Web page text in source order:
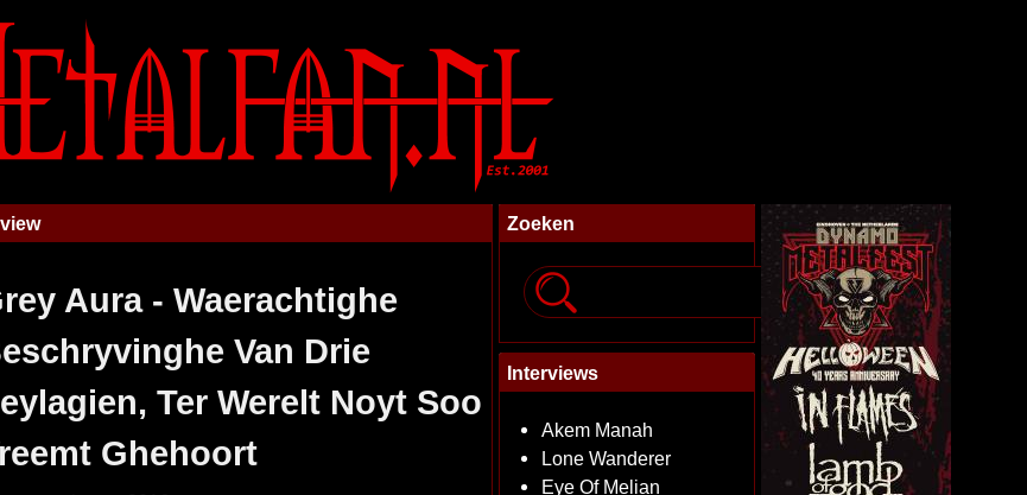
Aura - Waerachtighe
Van Drie
Ter Werelt Noyt Soo
Ghehoort
Zoeken
Interviews
Akem Manah
Lone Wanderer
Eye Of Melian